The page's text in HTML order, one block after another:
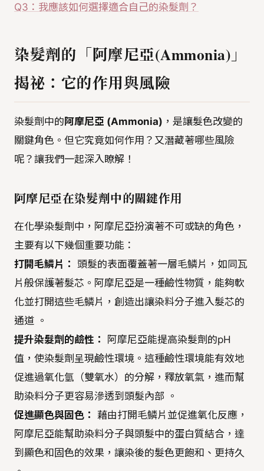
Q3：我應該如何選擇適合自己的染髮劑？
染髮劑的「阿摩尼亞(Ammonia)」
揭祕：它的作用與風險
染髮劑中的 阿摩尼亞 (Ammonia) ，是讓髮色改變的
關鍵角色。但它究竟如何作用？又潛藏著哪些風險
呢？讓我們一起深入瞭解！
阿摩尼亞在染髮劑中的關鍵作用
在化學染髮劑中，阿摩尼亞扮演著不可或缺的角色，
主要有以下幾個重要功能：
打開毛鱗片： 頭髮的表面覆蓋著一層毛鱗片，如同瓦
片般保護著髮芯。阿摩尼亞是一種鹼性物質，能夠軟
化並打開這些毛鱗片，創造出讓染料分子進入髮芯的
通道 。
提升染髮劑的鹼性：
阿摩尼亞能提高染髮劑的pH
值，使染髮劑呈現鹼性環境。這種鹼性環境能有效地
促進過氧化氫（雙氧水）的分解，釋放氧氣，進而幫
助染料分子更容易滲透到頭髮內部 。
促進顯色與固色： 藉由打開毛鱗片並促進氧化反應，
阿摩尼亞能幫助染料分子與頭髮中的蛋白質結合，達
到顯色和固色的效果，讓染後的髮色更飽和、更持久